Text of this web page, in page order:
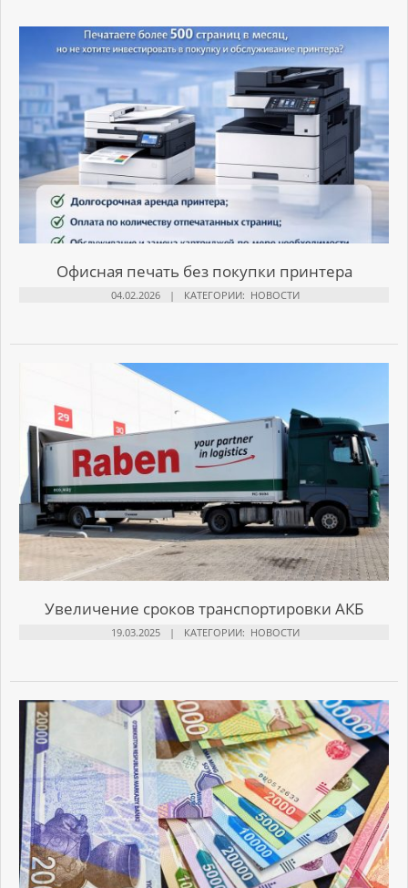
Офисная печать без покупки принтера
04.02.2026 КАТЕГОРИИ: НОВОСТИ
Увеличение сроков транспортировки АКБ
19.03.2025 КАТЕГОРИИ: НОВОСТИ